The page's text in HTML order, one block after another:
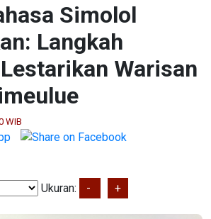
Simolol
Langkah
Warisan
WIB
Ukuran: - +